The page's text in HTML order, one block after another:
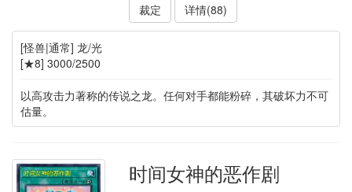
裁定
详情(88)
[怪兽|通常] 龙/光
[★8] 3000/2500
以高攻击力著称的传说之龙。任何对手都能粉碎，其破坏力不可
估量。
时间女神的恶作剧